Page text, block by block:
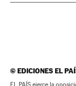
©EDICIONES EL
EL PAÍS ejerce la